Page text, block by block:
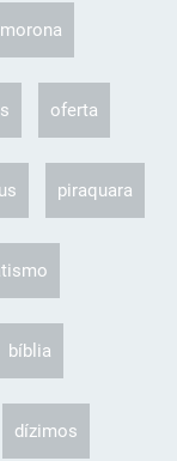
oferta
piraquara
bíblia
dízimos